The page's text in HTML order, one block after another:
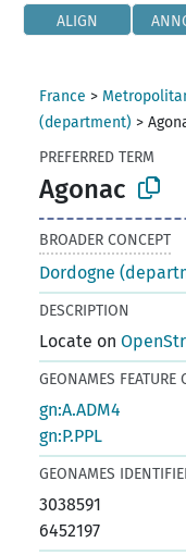
ALIGN
France >
(department) >
PREFERRED TERM
Agonac
BROADER CONCEPT
Dordogne
DESCRIPTION
Locate on
GEONAMES FEATURE
gn:A.ADM4
gn:P.PPL
GEONAMES
3038591
6452197